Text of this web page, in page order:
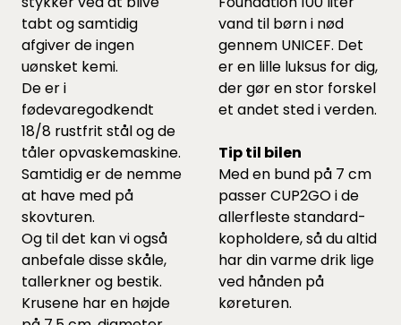
tabt og samtidig
afgiver de ingen
uønsket kemi.
De er i
fødevaregodkendt
18/8 rustfrit stål og de
tåler opvaskemaskine.
Samtidig er de nemme
at have med på
skovturen.
Og til det kan vi også
anbefale disseskåle,
tallerknerog bestik.
Krusene har en højde
vand til børn i nød
gennem UNICEF. Det
er en lille luksus for dig,
der gør en stor forskel
et andet sted i verden.
Tip til bilen
Med en bund på 7 cm
passer CUP2GO i de
allerfleste standard-
kopholdere, så du altid
har din varme drik lige
ved hånden på
køreturen.